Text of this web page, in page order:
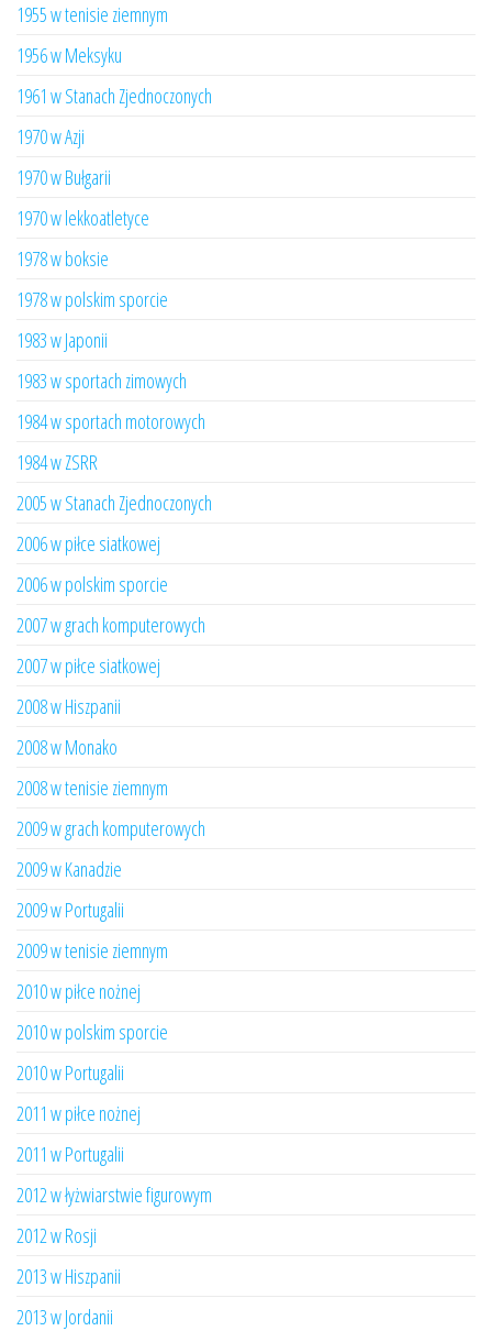
1955 w tenisie ziemnym
1956 w Meksyku
1961 w Stanach Zjednoczonych
1970 w Azji
1970 w Bułgarii
1970 w lekkoatletyce
1978 w boksie
1978 w polskim sporcie
1983 w Japonii
1983 w sportach zimowych
1984 w sportach motorowych
1984 w ZSRR
2005 w Stanach Zjednoczonych
2006 w piłce siatkowej
2006 w polskim sporcie
2007 w grach komputerowych
2007 w piłce siatkowej
2008 w Hiszpanii
2008 w Monako
2008 w tenisie ziemnym
2009 w grach komputerowych
2009 w Kanadzie
2009 w Portugalii
2009 w tenisie ziemnym
2010 w piłce nożnej
2010 w polskim sporcie
2010 w Portugalii
2011 w piłce nożnej
2011 w Portugalii
2012 w łyżwiarstwie figurowym
2012 w Rosji
2013 w Hiszpanii
2013 w Jordanii